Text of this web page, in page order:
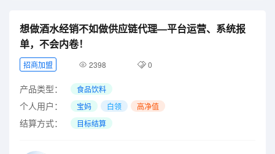
想做酒水经销不如做供应链代理—平台运营、系统报
单，不会内卷！
招商加盟 2398 0
产品类型： 食品饮料
个人用户： 宝妈 白领 高净值
结算方式： 目标结算